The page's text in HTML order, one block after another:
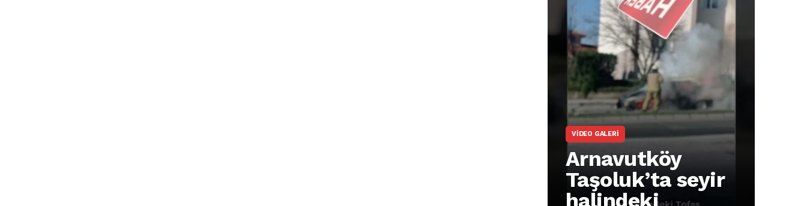
VIDEO GALERI
Arnavutköy
Taşoluk’ta seyir
halindeki